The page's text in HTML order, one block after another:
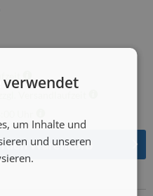
Versandlaufzeit
den Warenkorb
verwendet
um Inhalte und
und unseren